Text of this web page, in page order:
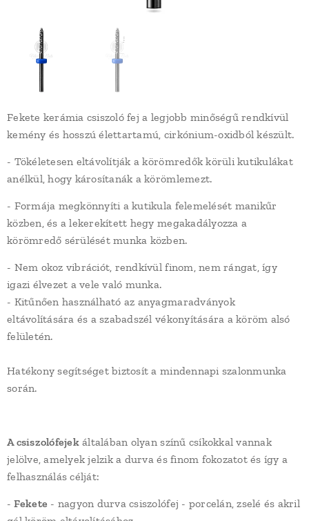
Fekete kerámia csiszoló fej a legjobb minőségű rendkívül
kemény és hosszú élettartamú, cirkónium-oxidból készült.
- Tökéletesen eltávolítják a körömredők körüli kutikulákat
anélkül, hogy károsítanák a körömlemezt.
- Formája megkönnyíti a kutikula felemelését manikűr
közben, és a lekerekített hegy megakadályozza a
körömredő sérülését munka közben.
- Nem okoz vibrációt, rendkívül finom, nem rángat, így
igazi élvezet a vele való munka.
- Kitűnően használható az anyagmaradványok
eltávolítására és a szabadszél vékonyítására a köröm alsó
felületén.
Hatékony segítséget biztosít a mindennapi szalonmunka
során.
A csiszolófejekáltalában olyan színű csíkokkal vannak
jelölve, amelyek jelzik a durva és finom fokozatot és így a
felhasználás célját:
- Fekete - nagyon durva csiszolófej - porcelán, zselé és akril